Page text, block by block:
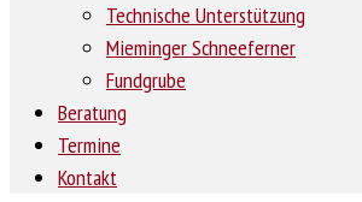
Technische Unterstützung
Mieminger Schneeferner
Fundgrube
Beratung
Termine
Kontakt